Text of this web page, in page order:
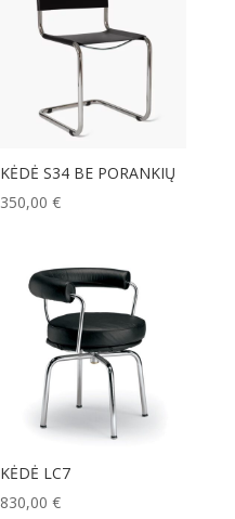
KĖDĖ S34 BE PORANKIŲ
350,00€
KĖDĖ LC7
830,00€